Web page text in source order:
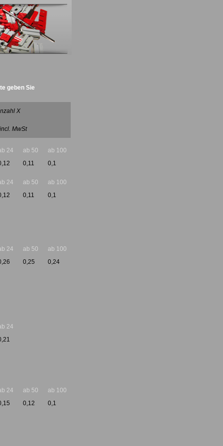
geben Sie
X
MwSt
24
ab 50
0,11
ab 100
0,1
24
ab 50
0,11
ab 100
0,1
24
ab 50
0,25
ab 100
0,24
24
24
ab 50
0,12
ab 100
0,1